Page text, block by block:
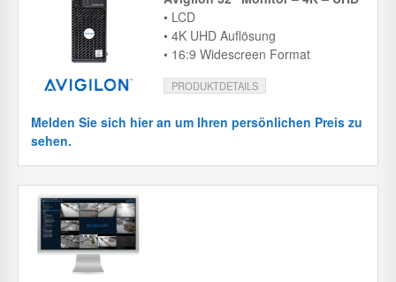
• LCD
• 4K UHD Auflösung
• 16:9 Widescreen Format
PRODUKTDETAILS
Melden Sie sich hier an um Ihren persönlichen Preis zu
sehen.